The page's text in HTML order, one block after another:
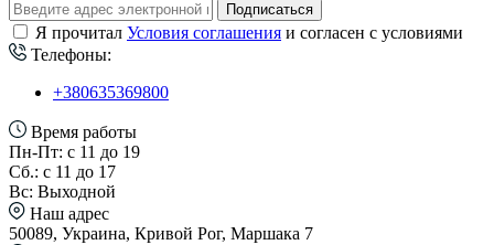
Подписаться
Я прочитал Условия соглашения и согласен с условиями
Телефоны:
+380635369800
Время работы
Пн-Пт: с 11 до 19
Сб.: с 11 до 17
Вс: Выходной
Наш адрес
50089, Украина, Кривой Рог, Маршака 7